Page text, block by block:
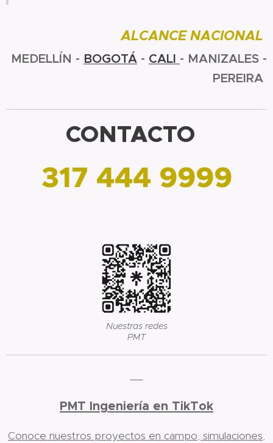
ALCANCE NACIONAL
MEDELLÍN - BOGOTÁ - CALI - MANIZALES -
PEREIRA
CONTACTO
317 444 9999
Nuestras redes
PMT
PMT Ingeniería en TikTok
Conoce nuestros proyectos en campo, simulaciones,